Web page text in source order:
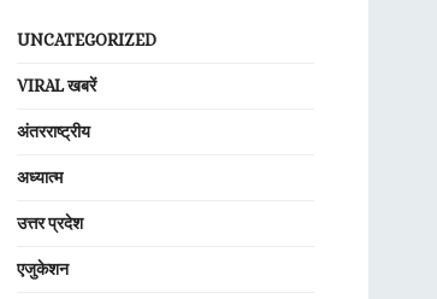
UNCATEGORIZED
VIRAL खबरें
अंतरराष्ट्रीय
अध्यात्म
उत्तर प्रदेश
एजुकेशन